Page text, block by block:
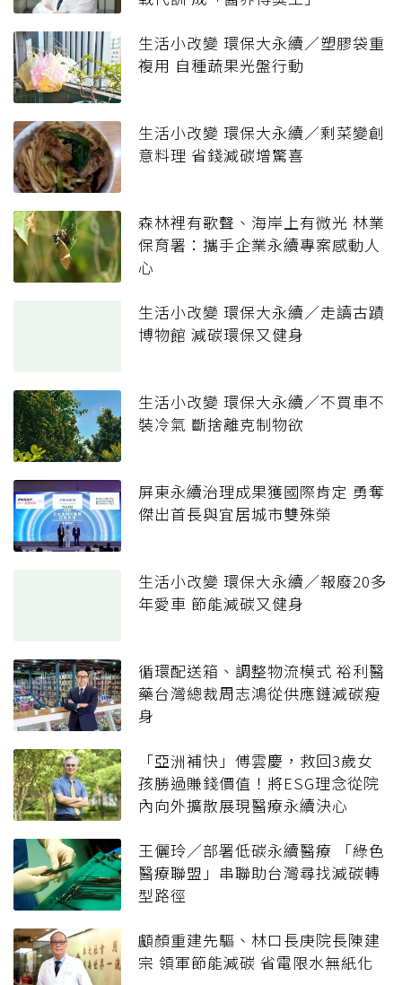
生活小改變 環保大永續／塑膠袋重
複用 自種蔬果光盤行動
生活小改變 環保大永續／剩菜變創
意料理 省錢減碳增驚喜
森林裡有歌聲、海岸上有微光 林業
保育署：攜手企業永續專案感動人
心
生活小改變 環保大永續／走讀古蹟
博物館 減碳環保又健身
生活小改變 環保大永續／不買車不
裝冷氣 斷捨離克制物欲
屏東永續治理成果獲國際肯定 勇奪
傑出首長與宜居城市雙殊榮
生活小改變 環保大永續／報廢20多
年愛車 節能減碳又健身
循環配送箱、調整物流模式 裕利醫
藥台灣總裁周志鴻從供應鏈減碳瘦
身
「亞洲補快」傅雲慶，救回3歲女
孩勝過賺錢價值！將ESG理念從院
內向外擴散展現醫療永續決心
王儷玲／部署低碳永續醫療 「綠色
醫療聯盟」串聯助台灣尋找減碳轉
型路徑
顱顏重建先驅、林口長庚院長陳建
宗 領軍節能減碳 省電限水無紙化